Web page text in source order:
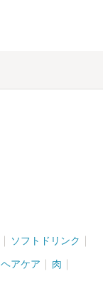
ソフトドリンク
ヘアケア 肉